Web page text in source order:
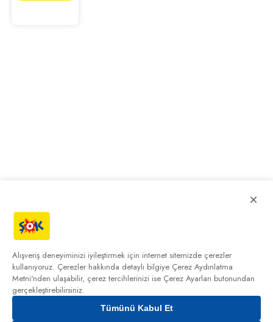
×
Alışveriş deneyiminizi iyileştirmek için internet sitemizde çerezler
kullanıyoruz. Çerezler hakkında detaylı bilgiye Çerez Aydınlatma
Metni'nden ulaşabilir, çerez tercihlerinizi ise Çerez Ayarları butonundan
gerçekleştirebilirsiniz.
Tümünü Kabul Et